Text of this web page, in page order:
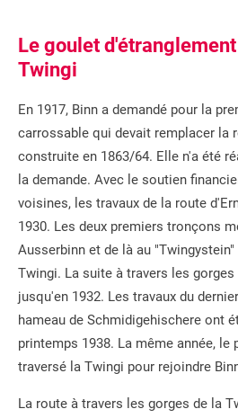
Le goulet
Twingi
En 1917, Binn a demandé pour la
carrossable qui devait remplacer la
construite en 1863/64. Elle n'a été
la demande. Avec le soutien
voisines, les travaux de la route
1930. Les deux premiers tronçons
Ausserbinn et de là au
Twingi. La suite à travers les
jusqu'en 1932. Les travaux du
hameau de Schmidigehischere ont
printemps 1938. La même année, le
traversé la Twingi pour rejoindre
La route à travers les gorges de la